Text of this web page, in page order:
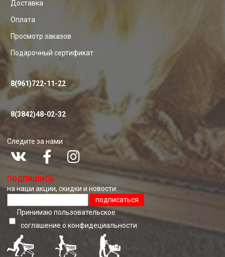
Доставка
Оплата
Просмотр заказов
Подарочный сертификат
8(961)722-11-22
8(3842)48-02-32
Следите за нами
ПОДПИШИСЬ
на наши акции, скидки и новости:
подписаться
Принимаю пользовательское
соглашение о конфидециальноcти